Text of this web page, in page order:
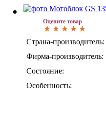
Оцените товар
Страна-производитель:
Фирма-производитель:
Состояние:
Особенность: